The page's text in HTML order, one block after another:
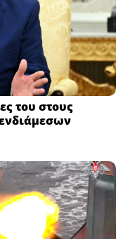
του στους